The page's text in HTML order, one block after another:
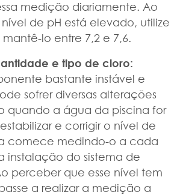
medição diariamente. Ao
de pH está elevado, utilize
lo entre 7,2 e 7,6.
e tipo de cloro:
bastante instável e
sofrer diversas alterações
quando a água da piscina for
e corrigir o nível de
comece medindo-o a cada
instalação do sistema de
perceber que esse nível tem
a realizar a medição a